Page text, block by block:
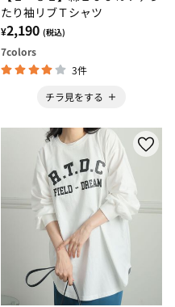
たり袖リブＴシャツ
¥2,190 (税込)
7colors
3件
チラ見をする